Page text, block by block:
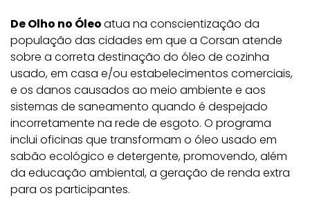
De Olho no Óleoatua na conscientização da
população das cidades em que a Corsan atende
sobre a correta destinação do óleo de cozinha
usado, em casa e/ou estabelecimentos comerciais,
e os danos causados ao meio ambiente e aos
sistemas de saneamento quando é despejado
incorretamente na rede de esgoto. O programa
inclui oficinas que transformam o óleo usado em
sabão ecológico e detergente, promovendo, além
da educação ambiental, a geração de renda extra
para os participantes.